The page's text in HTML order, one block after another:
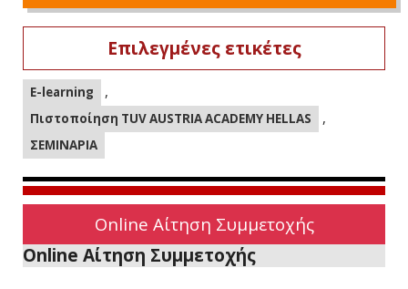
Επιλεγμένες ετικέτες
E-learning ,
Πιστοποίηση TUV AUSTRIA ACADEMY HELLAS ,
ΣΕΜΙΝΑΡΙΑ
Online Αίτηση Συμμετοχής
Online Αίτηση Συμμετοχής